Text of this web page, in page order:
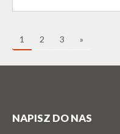
1 2 3 »
NAPISZ DO NAS